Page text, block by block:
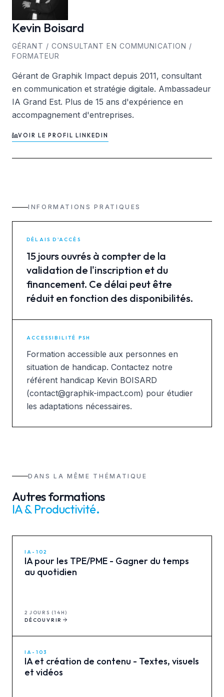
Kevin Boisard
GÉRANT / CONSULTANT EN COMMUNICATION /
FORMATEUR
Gérant de Graphik Impact depuis 2011, consultant
en communication et stratégie digitale. Ambassadeur
IA Grand Est. Plus de 15 ans d'expérience en
accompagnement d'entreprises.
VOIR LE PROFIL LINKEDIN
INFORMATIONS PRATIQUES
DÉLAIS D'ACCÈS
15 jours ouvrés à compter de la
validation de l'inscription et du
financement. Ce délai peut être
réduit en fonction des disponibilités.
ACCESSIBILITÉ PSH
Formation accessible aux personnes en
situation de handicap. Contactez notre
référent handicap Kevin BOISARD
(contact@graphik-impact.com) pour étudier
les adaptations nécessaires.
DANS LA MÊME THÉMATIQUE
Autres formations
IA & Productivité.
IA-102
IA pour les TPE/PME - Gagner du temps
au quotidien
2 JOURS (14H)
DÉCOUVRIR
IA-103
IA et création de contenu - Textes, visuels
et vidéos